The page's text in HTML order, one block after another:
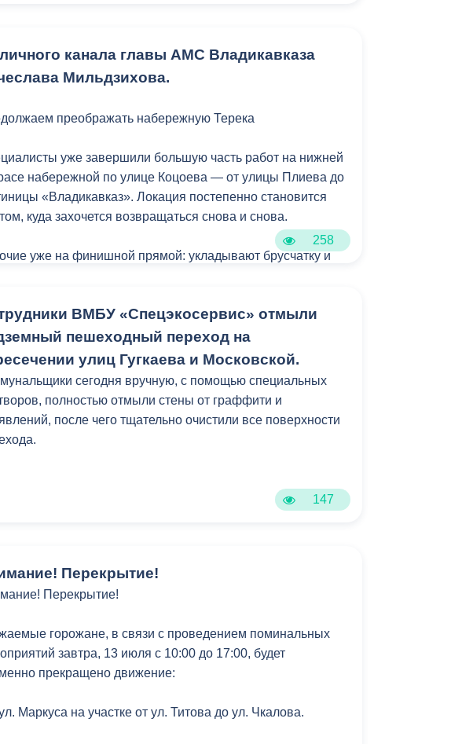
канала главы АМС Владикавказа
Мильдзихова.
преображать набережную Терека
уже завершили большую часть работ на нижней
набережной по улице Коцоева — от улицы Плиева до
«Владикавказ». Локация постепенно становится
куда захочется возвращаться снова и снова.
уже на финишной прямой: укладывают брусчатку и
лавочки и урны. Газон тоже приведут в порядок.
что благоустройство этого участка — лишь часть
проекта по обновлению всей набережной Терека. В
планируется привести внешний облик
к единой архитектурной концепции, сформировав
258
ВМБУ «Спецэкосервис» отмыли
пешеходный переход на
улиц Гугкаева и Московской.
сегодня вручную, с помощью специальных
полностью отмыли стены от граффити и
после чего тщательно очистили все поверхности
147
Перекрытие!
Перекрытие!
горожане, в связи с проведением поминальных
завтра, 13 июля с 10:00 до 17:00, будет
прекращено движение:
Маркуса на участке от ул. Титова до ул. Чкалова.